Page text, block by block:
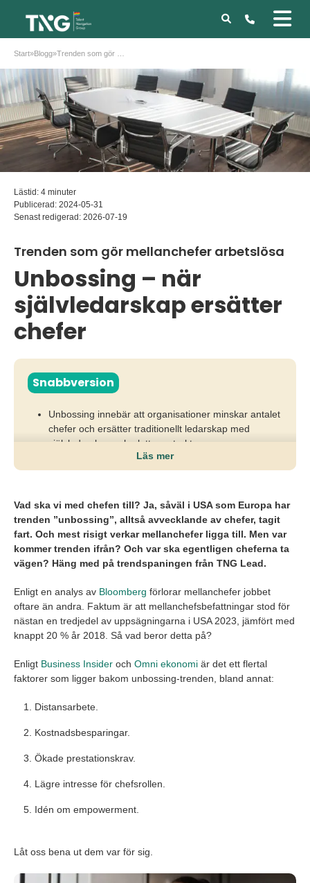
Start»Blogg»
Lästid: 4 minuter
Publicerad: 2024-05-31
Senast redigerad: 2026-07-19
Trenden som gör mellanchefer arbetslösa
Unbossing – när
självledarskap ersätter
chefer
Snabbversion
Unbossing innebär att organisationer minskar antalet
chefer och ersätter traditionellt ledarskap med
självledarskap och plattare strukturer.
Det påverkar särskilt mellanchefer genom ökad
också skapa osäkerhet och brist på stöd för
Företag behöver balansera självstyrning med tydligt
ledarskap och utveckla moderna chefer som skapar
trygghet, kultur och riktning i förändring.
Läs mer
Vad ska vi med chefen till? Ja, såväl i USA som Europa har
trenden ”unbossing”, alltså avvecklande av chefer, tagit
fart. Och mest risigt verkar mellanchefer ligga till. Men var
kommer trenden ifrån? Och var ska egentligen cheferna ta
vägen? Häng med på trendspaningen från TNG Lead.
Enligt en analys av Bloomberg förlorar mellanchefer jobbet
oftare än andra. Faktum är att mellanchefsbefattningar stod för
nästan en tredjedel av uppsägningarna i USA 2023, jämfört med
knappt 20 % år 2018. Så vad beror detta på?
Enligt Business Insider och Omni ekonomi är det ett flertal
faktorer som ligger bakom unbossing-trenden, bland annat:
Distansarbete.
Kostnadsbesparingar.
Ökade prestationskrav.
Lägre intresse för chefsrollen.
Idén om empowerment.
Låt oss bena ut dem var för sig.